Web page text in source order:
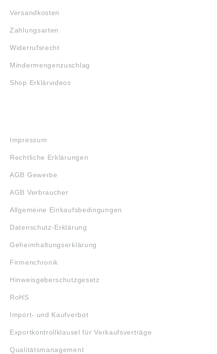
Versandkosten
Zahlungsarten
Widerrufsrecht
Mindermengenzuschlag
Shop Erklärvideos
Impressum
Rechtliche Erklärungen
AGB Gewerbe
AGB Verbraucher
Allgemeine Einkaufsbedingungen
Datenschutz-Erklärung
Geheimhaltungserklärung
Firmenchronik
Hinweisgeberschutzgesetz
RoHS
Import- und Kaufverbot
Exportkontrollklausel für Verkaufsverträge
Qualitätsmanagement